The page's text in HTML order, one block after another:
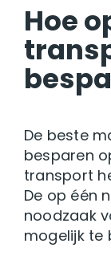
Hoe
De beste
besparen
transport
De op één
noodzaak
mogelijk te